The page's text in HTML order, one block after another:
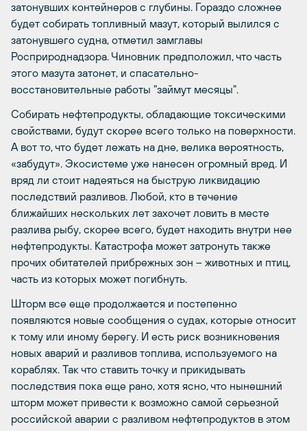
затонувших контейнеров с глубины. Гораздо сложнее
будет собирать топливный мазут, который вылился с
затонувшего судна, отметил замглавы
Росприроднадзора. Чиновник предположил, что часть
этого мазута затонет, и спасательно-
восстановительные работы "займут месяцы".
Собирать нефтепродукты, обладающие токсическими
свойствами, будут скорее всего только на поверхности.
А вот то, что будет лежать на дне, велика вероятность,
«забудут». Экосистеме уже нанесен огромный вред. И
вряд ли стоит надеяться на быструю ликвидацию
последствий разливов. Любой, кто в течение
ближайших нескольких лет захочет ловить в месте
разлива рыбу, скорее всего, будет находить внутри нее
нефтепродукты. Катастрофа может затронуть также
прочих обитателей прибрежных зон – животных и птиц,
часть из которых может погибнуть.
Шторм все еще продолжается и постепенно
появляются новые сообщения о судах, которые относит
к тому или иному берегу. И есть риск возникновения
новых аварий и разливов топлива, используемого на
кораблях. Так что ставить точку и прикидывать
последствия пока еще рано, хотя ясно, что нынешний
шторм может привести к возможно самой серьезной
российской аварии с разливом нефтепродуктов в этом